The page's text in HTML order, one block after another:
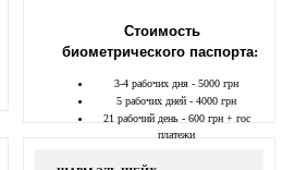
Стоимость
биометрического паспорта:
3-4 рабочих дня - 5000 грн
5 рабочих дней - 4000 грн
21 рабочий день - 600 грн + гос
платежи